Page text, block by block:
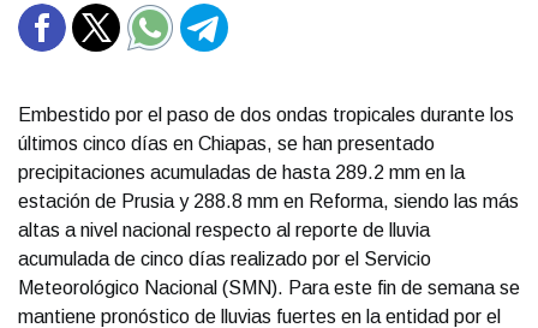
Embestido por el paso de dos ondas tropicales durante los
últimos cinco días en Chiapas, se han presentado
precipitaciones acumuladas de hasta 289.2 mm en la
estación de Prusia y 288.8 mm en Reforma, siendo las más
altas a nivel nacional respecto al reporte de lluvia
acumulada de cinco días realizado por el Servicio
Meteorológico Nacional (SMN). Para este fin de semana se
mantiene pronóstico de lluvias fuertes en la entidad por el